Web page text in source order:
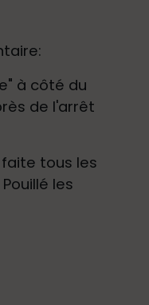
à côté du
de l'arrêt
tous les
les